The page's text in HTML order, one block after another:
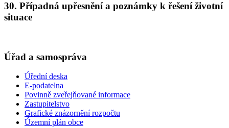
30. Případná upřesnění a poznámky k řešení životní
situace
Úřad a samospráva
Úřední deska
E-podatelna
Povinně zveřejňované informace
Zastupitelstvo
Grafické znázornění rozpočtu
Územní plán obce